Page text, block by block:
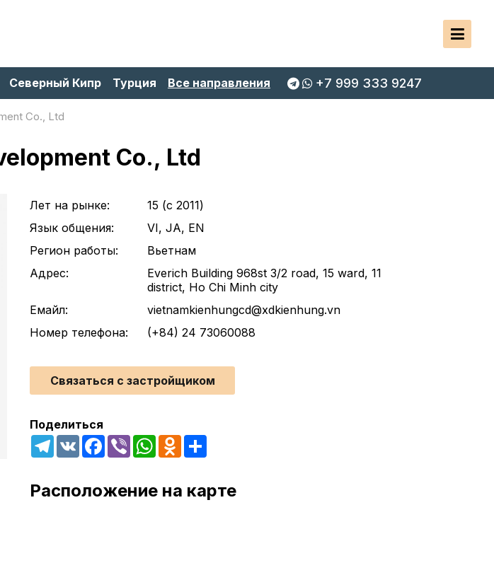
Северный Кипр Турция Все направления +7 999 333 9247
Co., Ltd
Co., Ltd
Лет на рынке:
15 (c 2011)
Язык общения:
VI, JA, EN
Регион работы:
Вьетнам
Адрес:
Everich Building 968st 3/2 road, 15 ward, 11
district, Ho Chi Minh city
Емайл:
vietnamkienhungcd@xdkienhung.vn
Номер телефона:
(+84) 24 73060088
Связаться с застройщиком
Поделиться
Telegram
VK Facebook
Viber WhatsAppOdnoklassniki
Расположение на карте